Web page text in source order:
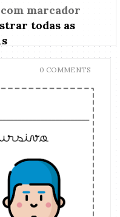
marcador
todas as
0 COMMENTS